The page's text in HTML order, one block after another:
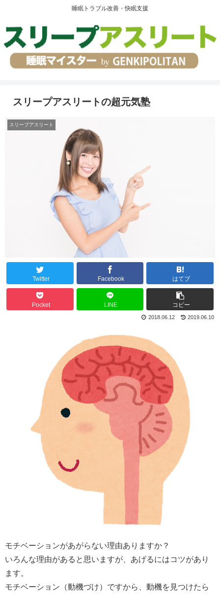
睡眠トラブル改善・快眠支援
スリープアスリートの超元気塾
スリープアスリート
Twitter Facebook はてブ
Pocket LINE コピー
2019.06.10
2018.06.12
モチベーションがあがらない理由ありますか？
いろんな理由があると思いますが、あげるにはコツがあり
ます。
モチベーション（動機づけ）ですから、動機を見つけたら